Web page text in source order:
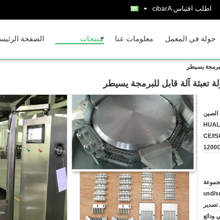
اطلب اقتباس Arabic
الصفحة منتجات معلومات عنا جولة في المعمل
يسيطر
تعبئة آلة قابل للبرمجة يسيطر
الصين
CE/
ودائع